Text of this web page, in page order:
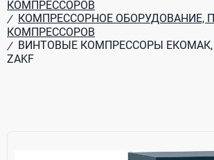
КОМПРЕССОРОВ
/ КОМПРЕССОРНОЕ ОБОРУДОВАНИЕ,
КОМПРЕССОРОВ
/ ВИНТОВЫЕ КОМПРЕССОРЫ ЕКОМАК,
ZAKF